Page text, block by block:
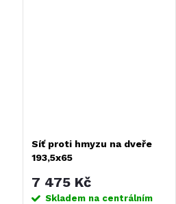
Síť proti hmyzu na dveře
193,5x65
7 475 Kč
Skladem na centrálním